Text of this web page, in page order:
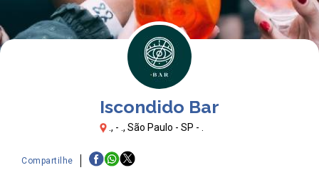
Iscondido Bar
., - ., São Paulo - SP - .
Compartilhe